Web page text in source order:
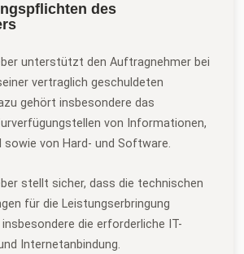
des
unterstützt den Auftragnehmer bei
vertraglich geschuldeten
gehört insbesondere das
von Informationen,
sowie von Hard- und Software.
stellt sicher, dass die technischen
für die Leistungserbringung
die erforderliche IT-
Internetanbindung.